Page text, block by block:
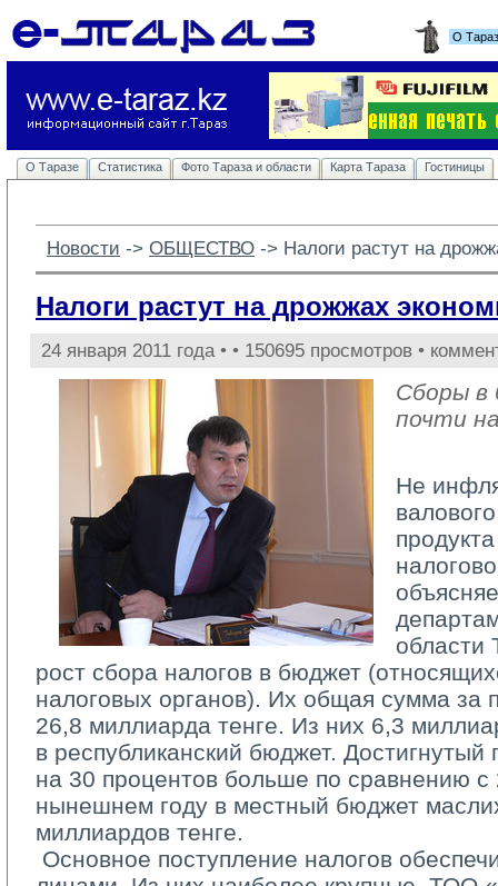
О
О Таразе Статистика Фото Тараза и области Карта Тараза Гостиницы
Новости -> ОБЩЕСТВО -> Налоги растут на
Налоги растут на дрожжах
24 января 2011 года • • 150695 просмотров •
Сборы в
почти
Не
области
рост сбора налогов в бюджет
налоговых органов). Их общая сумма за
26,8 миллиарда тенге. Из них 6,3
в республиканский бюджет. Достигнутый
на 30 процентов больше по сравнению с
нынешнем году в местный бюджет
миллиардов тенге.
Основное поступление налогов